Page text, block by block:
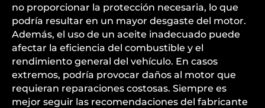
no proporcionar la protección necesaria, lo que
podría resultar en un mayor desgaste del motor.
Además, el uso de un aceite inadecuado puede
afectar la eficiencia del combustible y el
rendimiento general del vehículo. En casos
extremos, podría provocar daños al motor que
requieran reparaciones costosas. Siempre es
mejor seguir las recomendaciones del fabricante